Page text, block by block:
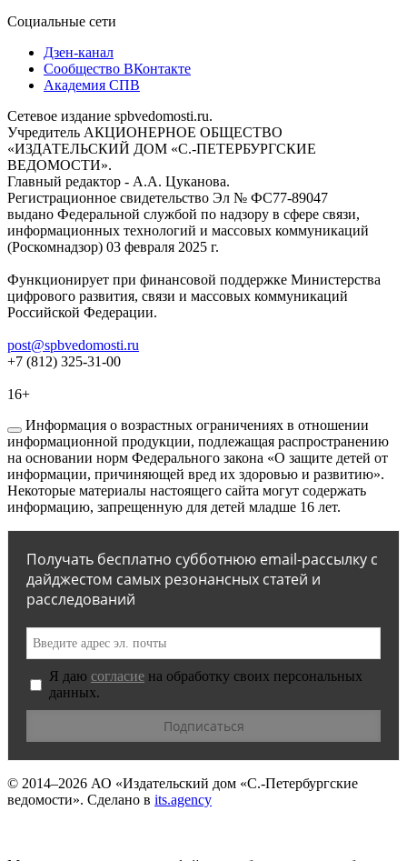
Социальные сети
Дзен-канал
Сообщество ВКонтакте
Академия СПВ
Сетевое издание spbvedomosti.ru.
Учредитель АКЦИОНЕРНОЕ ОБЩЕСТВО
«ИЗДАТЕЛЬСКИЙ ДОМ «С.-ПЕТЕРБУРГСКИЕ
ВЕДОМОСТИ».
Главный редактор - А.А. Цуканова.
Регистрационное свидетельство Эл № ФС77-89047
выдано Федеральной службой по надзору в сфере связи,
информационных технологий и массовых коммуникаций
(Роскомнадзор) 03 февраля 2025 г.
Функционирует при финансовой поддержке Министерства
цифрового развития, связи и массовых коммуникаций
Российской Федерации.
post@spbvedomosti.ru
+7 (812) 325-31-00
16+
Информация о возрастных ограничениях в отношении
информационной продукции, подлежащая распространению
на основании норм Федерального закона «О защите детей от
информации, причиняющей вред их здоровью и развитию».
Некоторые материалы настоящего сайта могут содержать
информацию, запрещенную для детей младше 16 лет.
Получать бесплатно субботнюю email-рассылку с
дайджестом самых резонансных статей и
расследований
Я даю согласие на обработку своих персональных
данных.
© 2014–2026 АО «Издательский дом «С.-Петербургские
ведомости». Сделано в its.agency